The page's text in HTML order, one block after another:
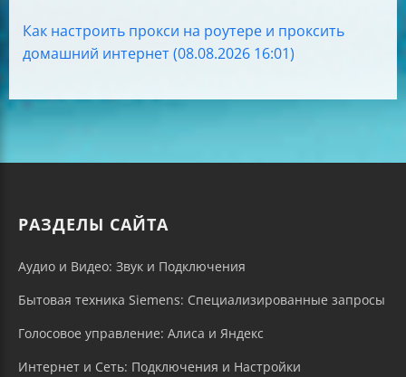
Как настроить прокси на роутере и проксить
домашний интернет (08.08.2026 16:01)
РАЗДЕЛЫ САЙТА
Аудио и Видео: Звук и Подключения
Бытовая техника Siemens: Специализированные запросы
Голосовое управление: Алиса и Яндекс
Интернет и Сеть: Подключения и Настройки